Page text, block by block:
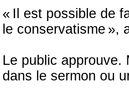
« Il est possible de
le conservatisme »,
Le public approuve.
dans le sermon ou